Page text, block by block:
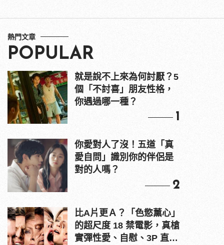
熱門文章
POPULAR
就是說不上來為何討厭？5
個「不討喜」朋友性格，
你遇過哪一種？
1
你愛對人了沒！五道「真
愛自問」識別你的伴侶是
對的人嗎？
2
比A片更Ａ？「色慾薰心」
的超尺度 18 禁電影，真槍
實彈性愛、自慰、3P 直接